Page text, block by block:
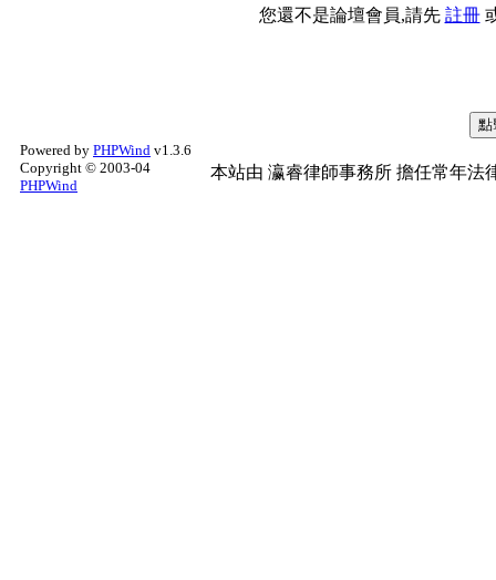
您還不是論壇會員,請先 註冊
Powered by PHPWind v1.3.6
Copyright © 2003-04
PHPWind
本站由 瀛睿律師事務所 擔任常年法